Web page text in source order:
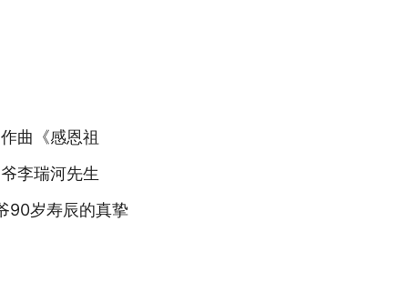
曲《感恩祖
李瑞河先生
90岁寿辰的真挚